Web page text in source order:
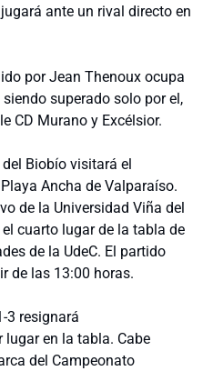
ante un rival directo en
por Jean Thenoux ocupa
superado solo por el,
CD Murano y Excélsior.
Biobío visitará el
Ancha de Valparaíso.
de la Universidad Viña del
cuarto lugar de la tabla de
de la UdeC. El partido
de las 13:00 horas.
3 resignará
lugar en la tabla. Cabe
del Campeonato